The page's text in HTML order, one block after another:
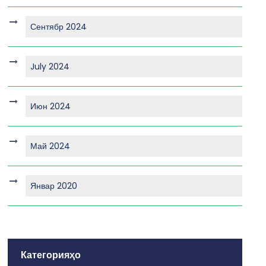
Сентябр 2024
July 2024
Июн 2024
Май 2024
Январ 2020
Категорияҳо